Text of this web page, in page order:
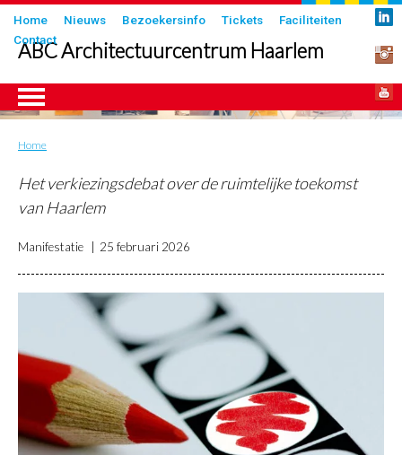
Overslaan
en
naar
inhoud
gaan
Submenu
Home Nieuws Bezoekersinfo Tickets
Faciliteiten
Contact
ABC Architectuurcentrum Haarlem
Kruimelpad
Home
Het verkiezingsdebat over de ruimtelijke toekomst
van Haarlem
Manifestatie 25 februari 2026